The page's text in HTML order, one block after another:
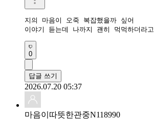
지의 마음이 오죽 복잡했을까 싶어
이야기 듣는데 나까지 괜히 먹먹하더라고
0
답글 쓰기
2026.07.20 05:37
마음이따뜻한관중N118990